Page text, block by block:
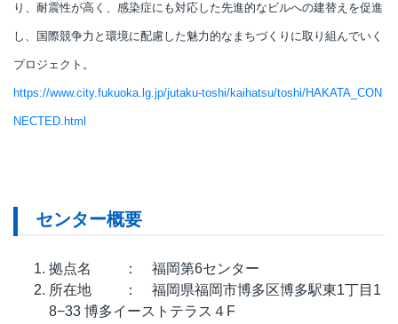
り、耐震性が高く、感染症にも対応した先進的なビルへの建替えを促進
し、国際競争力と環境に配慮した魅力的なまちづくりに取り組んでいく
プロジェクト。
https://www.city.fukuoka.lg.jp/jutaku-toshi/kaihatsu/toshi/HAKATA_CON
NECTED.html
センター概要
拠点名 ： 福岡第6センター
所在地 ： 福岡県福岡市博多区博多駅東1丁目1
8−33 博多イーストテラス４F